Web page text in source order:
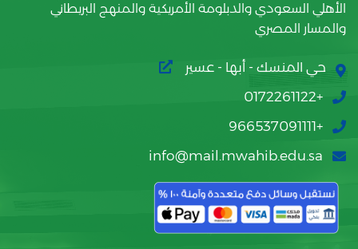
الأهلي السعودي والدبلومة الأمريكية والمنهج البريطاني
والمسار المصري
حي المنسك - أبها - عسير
+0172261122
+966537091111
info@mail.mwahib.edu.sa